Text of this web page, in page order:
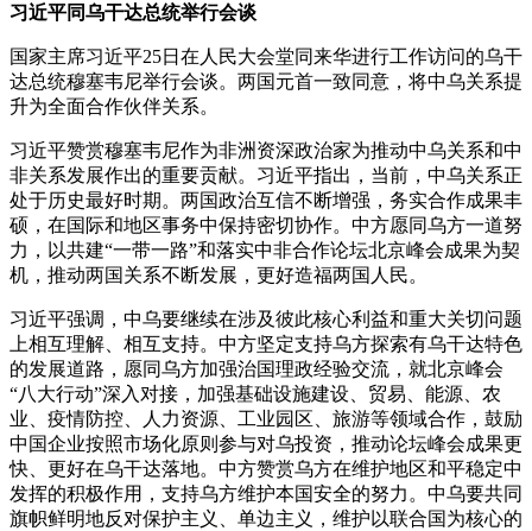
习近平同乌干达总统举行会谈
国家主席习近平25日在人民大会堂同来华进行工作访问的乌干
达总统穆塞韦尼举行会谈。两国元首一致同意，将中乌关系提
升为全面合作伙伴关系。
习近平赞赏穆塞韦尼作为非洲资深政治家为推动中乌关系和中
非关系发展作出的重要贡献。习近平指出，当前，中乌关系正
处于历史最好时期。两国政治互信不断增强，务实合作成果丰
硕，在国际和地区事务中保持密切协作。中方愿同乌方一道努
力，以共建“一带一路”和落实中非合作论坛北京峰会成果为契
机，推动两国关系不断发展，更好造福两国人民。
习近平强调，中乌要继续在涉及彼此核心利益和重大关切问题
上相互理解、相互支持。中方坚定支持乌方探索有乌干达特色
的发展道路，愿同乌方加强治国理政经验交流，就北京峰会
“八大行动”深入对接，加强基础设施建设、贸易、能源、农
业、疫情防控、人力资源、工业园区、旅游等领域合作，鼓励
中国企业按照市场化原则参与对乌投资，推动论坛峰会成果更
快、更好在乌干达落地。中方赞赏乌方在维护地区和平稳定中
发挥的积极作用，支持乌方维护本国安全的努力。中乌要共同
旗帜鲜明地反对保护主义、单边主义，维护以联合国为核心的